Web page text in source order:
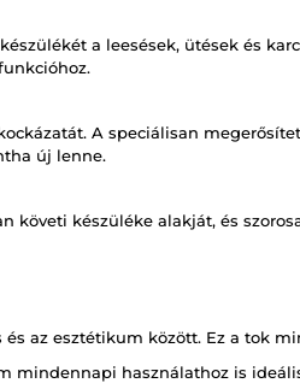
a leesések, ütések és
A speciálisan
új lenne.
követi készüléke alakját, és
az esztétikum között. Ez a tok
mindennapi használathoz is